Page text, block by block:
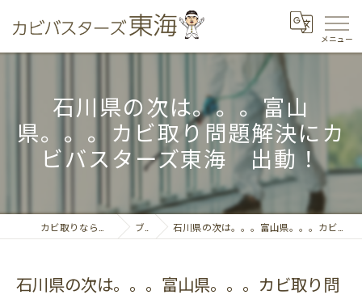
石川県の次は。。。富山
県。。。カビ取り問題解決にカ
ビバスターズ東海 出動！
ブログ 石川県の次は。。。富山県。。。カビ取り問題解決にカビバスターズ東海 出動！
石川県の次は。。。富山県。。。カビ取り問